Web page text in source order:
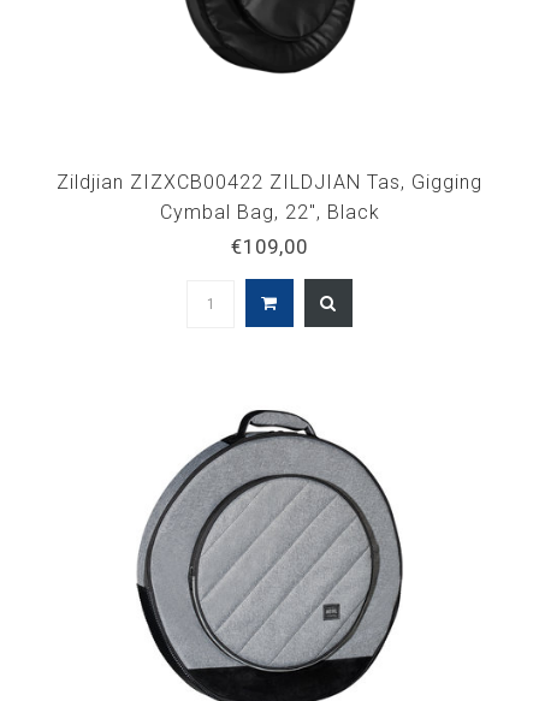
Zildjian ZIZXCB00422 ZILDJIAN Tas, Gigging
Cymbal Bag, 22", Black
€109,00